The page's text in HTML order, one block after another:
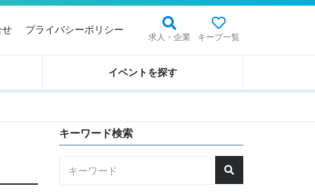
求人・企業 キープ一覧
せ プライバシーポリシー
イベントを探す
キーワード検索